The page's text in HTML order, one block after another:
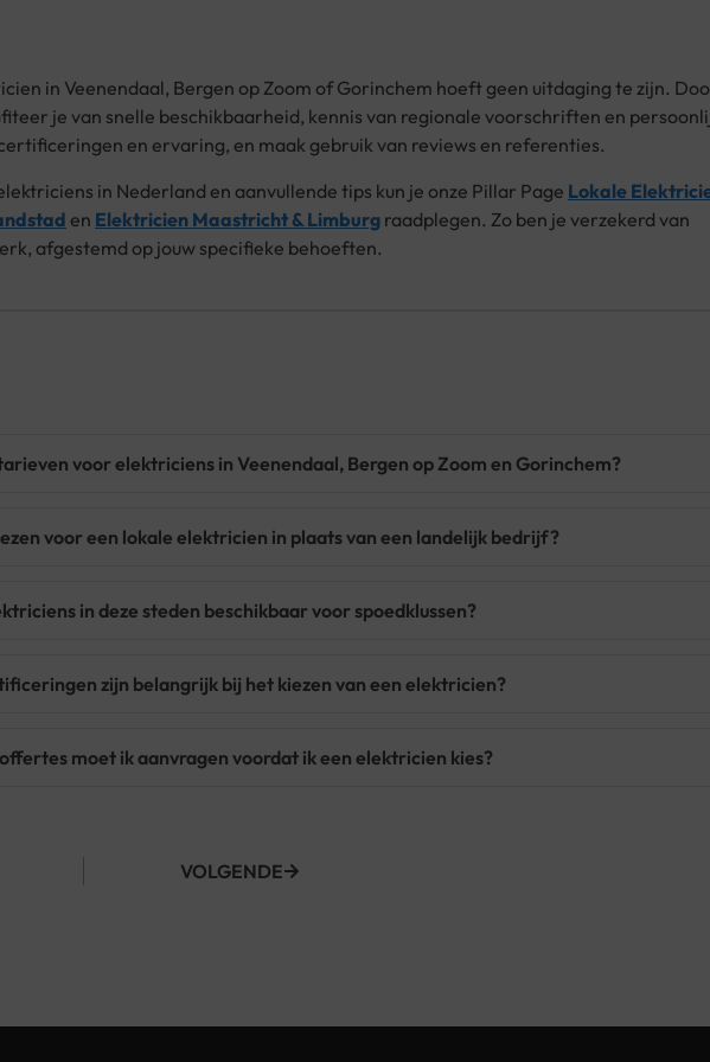
in Veenendaal, Bergen op Zoom of Gorinchem hoeft geen uitdaging te zijn.
je van snelle beschikbaarheid, kennis van regionale voorschriften en
en ervaring, en maak gebruik van reviews en referenties.
in Nederland en aanvullende tips kun je onze Pillar Page Lokale
en Elektricien Maastricht & Limburg raadplegen. Zo ben je verzekerd van
afgestemd op jouw specifieke behoeften.
voor elektriciens in Veenendaal, Bergen op Zoom en Gorinchem?
voor een lokale elektricien in plaats van een landelijk bedrijf?
in deze steden beschikbaar voor spoedklussen?
zijn belangrijk bij het kiezen van een elektricien?
moet ik aanvragen voordat ik een elektricien kies?
VOLGENDE